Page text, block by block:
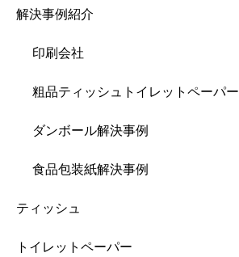
解決事例紹介
印刷会社
粗品ティッシュトイレットペーパー
ダンボール解決事例
食品包装紙解決事例
ティッシュ
トイレットペーパー